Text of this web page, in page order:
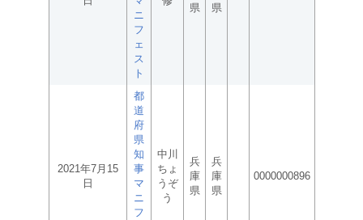
ニ
フ
ェ
ス
ト
県 県
2021年7月15
日
都
道
府
県
知
事
マ
ニ
フ
中川
ちょ
うぞ
う
兵
庫
県
兵
庫
県
0000000896